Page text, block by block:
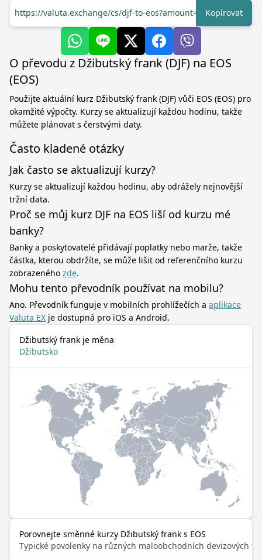
https://valuta.exchange/cs/djf-to-eos?amount=1
Kopírovat
O převodu z Džibutský frank (DJF) na EOS
(EOS)
Použijte aktuální kurz Džibutský frank (DJF) vůči EOS (EOS) pro
okamžité výpočty. Kurzy se aktualizují každou hodinu, takže
můžete plánovat s čerstvými daty.
Často kladené otázky
Jak často se aktualizují kurzy?
Kurzy se aktualizují každou hodinu, aby odrážely nejnovější
tržní data.
Proč se můj kurz DJF na EOS liší od kurzu mé
banky?
Banky a poskytovatelé přidávají poplatky nebo marže, takže
částka, kterou obdržíte, se může lišit od referenčního kurzu
zobrazeného zde.
Mohu tento převodník používat na mobilu?
Ano. Převodník funguje v mobilních prohlížečích a aplikace
Valuta EX je dostupná pro iOS a Android.
Džibutský frank je měna
Džibutsko
Porovnejte směnné kurzy Džibutský frank s EOS
Typické povolenky na různých maloobchodních devizových